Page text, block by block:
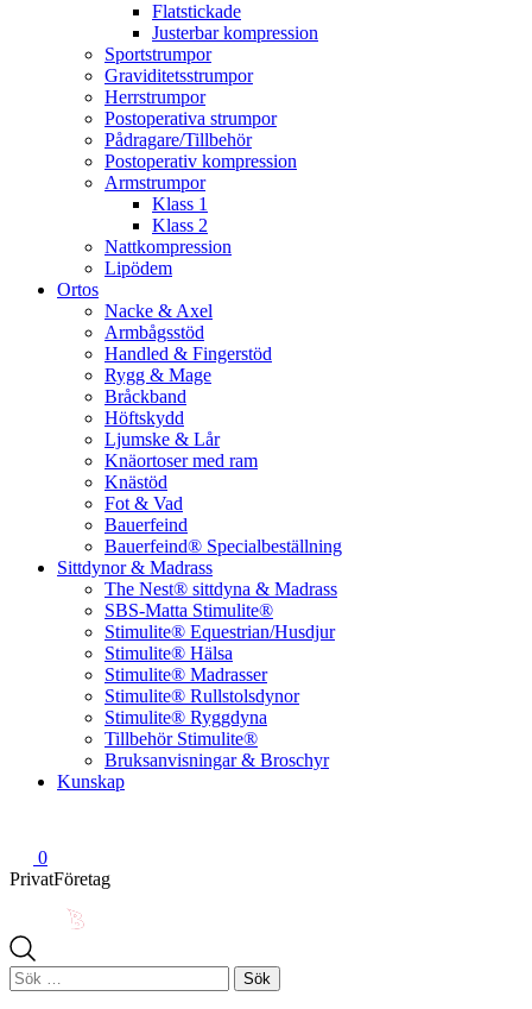
Flatstickade
Justerbar kompression
Sportstrumpor
Graviditetsstrumpor
Herrstrumpor
Postoperativa strumpor
Pådragare/Tillbehör
Postoperativ kompression
Armstrumpor
Klass 1
Klass 2
Nattkompression
Lipödem
Ortos
Nacke & Axel
Armbågsstöd
Handled & Fingerstöd
Rygg & Mage
Bråckband
Höftskydd
Ljumske & Lår
Knäortoser med ram
Knästöd
Fot & Vad
Bauerfeind
Bauerfeind® Specialbeställning
Sittdynor & Madrass
The Nest® sittdyna & Madrass
SBS-Matta Stimulite®
Stimulite® Equestrian/Husdjur
Stimulite® Hälsa
Stimulite® Madrasser
Stimulite® Rullstolsdynor
Stimulite® Ryggdyna
Tillbehör Stimulite®
Bruksanvisningar & Broschyr
Kunskap
0
PrivatFöretag
Sök
efter: